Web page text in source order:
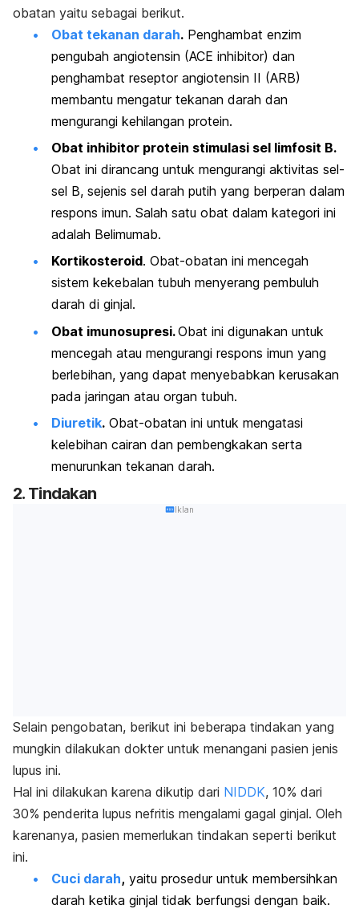
obatan yaitu sebagai berikut.
Obat tekanan darah. Penghambat enzim
pengubah angiotensin (ACE inhibitor) dan
penghambat reseptor angiotensin II (ARB)
membantu mengatur tekanan darah dan
mengurangi kehilangan protein.
Obat inhibitor protein stimulasi sel limfosit B.
Obat ini dirancang untuk mengurangi aktivitas sel-
sel B, sejenis sel darah putih yang berperan dalam
respons imun. Salah satu obat dalam kategori ini
adalah Belimumab.
Kortikosteroid. Obat-obatan ini mencegah
sistem kekebalan tubuh menyerang pembuluh
darah di ginjal.
Obat imunosupresi.Obat ini digunakan untuk
mencegah atau mengurangi respons imun yang
berlebihan, yang dapat menyebabkan kerusakan
pada jaringan atau organ tubuh.
Diuretik. Obat-obatan ini untuk mengatasi
kelebihan cairan dan pembengkakan serta
menurunkan tekanan darah.
2. Tindakan
Iklan
Selain pengobatan, berikut ini beberapa tindakan yang
mungkin dilakukan dokter untuk menangani pasien jenis
lupus ini.
Hal ini dilakukan karena dikutip dari NIDDK, 10% dari
30% penderita lupus nefritis mengalami gagal ginjal. Oleh
karenanya, pasien memerlukan tindakan seperti berikut
ini.
Cuci darah, yaitu prosedur untuk membersihkan
darah ketika ginjal tidak berfungsi dengan baik.